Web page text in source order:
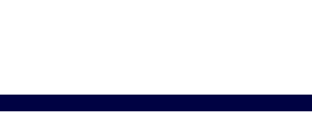
ТОВАР В